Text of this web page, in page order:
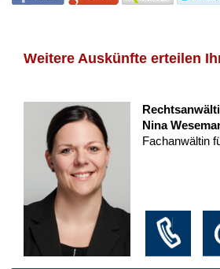
Weitere Auskünfte erteilen
Nina
Fachanwältin